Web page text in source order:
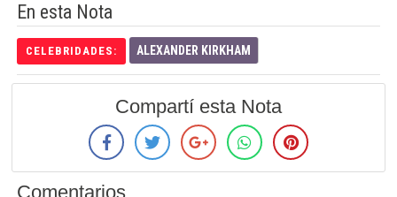
En esta Nota
CELEBRIDADES: ALEXANDER KIRKHAM
Compartí esta Nota
Comentarios